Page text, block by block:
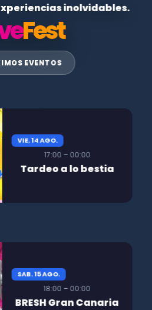
inolvidables.
Fest
EVENTOS
VIE. 14 AGO.
17:00 – 00:00
Tardeo a lo bestia
SAB. 15 AGO.
18:00 – 00:00
BRESH Gran Canaria